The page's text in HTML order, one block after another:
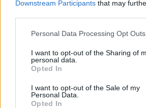
Downstream Participants that may
Personal Data Processing Opt Outs
I want to opt-out of the Sharing of
personal data.
Opted In
I want to opt-out of the Sale of my
Personal Data.
Opted In
Cortenuova (41)
Costa Valle Imagna (4)
Costa di Mezzate (68)
Costa Volpino (280)